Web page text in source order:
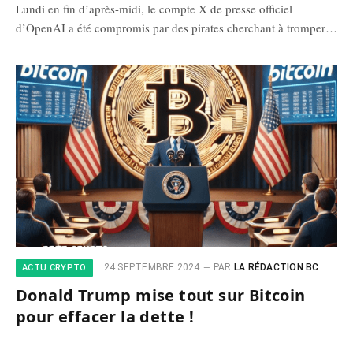
Lundi en fin d’après-midi, le compte X de presse officiel
d’OpenAI a été compromis par des pirates cherchant à tromper…
ACTU CRYPTO 24 SEPTEMBRE 2024 PAR LA RÉDACTION BC
Donald Trump mise tout sur Bitcoin
pour effacer la dette !